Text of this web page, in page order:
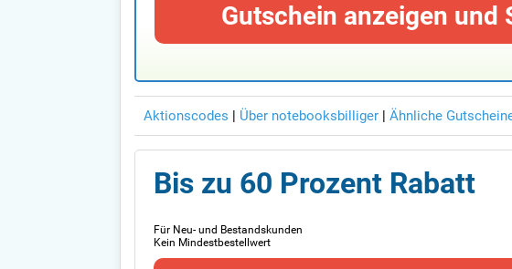
Gutschein anzeigen und
Aktionscodes | Über notebooksbilliger | Ähnliche
Bis zu 60 Prozent Rabatt
Für Neu- und Bestandskunden
Kein Mindestbestellwert